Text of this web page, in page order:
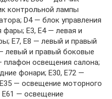
контрольной лампы
D4 — блок управления
фары; Е3, Е4 — левая и
Е7, Е8 — левый и правый
левый и правый боковые
плафон освещения салона;
фонари; Е30, Е72 —
— освещение моторного
Е61 — освещение